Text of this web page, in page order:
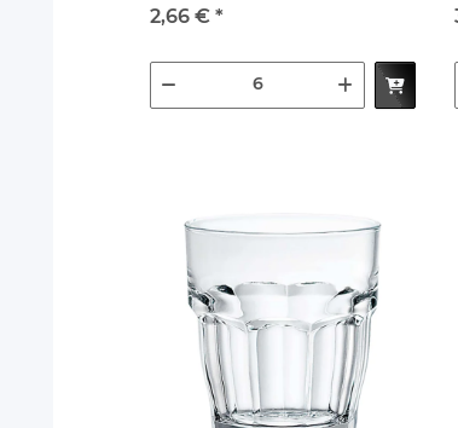
2,66 € *